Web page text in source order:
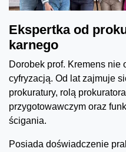
Ekspertka od
karnego
Dorobek prof. Kremens nie
cyfryzacją. Od lat zajmuje
prokuratury, rolą
przygotowawczym oraz
ścigania.
Posiada doświadczenie